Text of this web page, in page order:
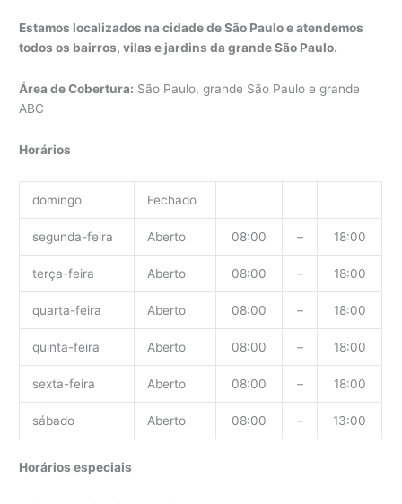
Estamos localizados na cidade de São Paulo e atendemos
todos os bairros, vilas e jardins da grande São Paulo.
Área de Cobertura: São Paulo, grande São Paulo e grande
ABC
Horários
domingo Fechado
segunda-feira Aberto 08:00 – 18:00
terça-feira Aberto 08:00 – 18:00
quarta-feira Aberto 08:00 – 18:00
quinta-feira Aberto 08:00 – 18:00
sexta-feira Aberto 08:00 – 18:00
sábado Aberto 08:00 – 13:00
Horários especiais